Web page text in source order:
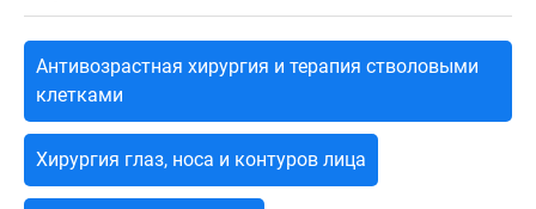
Антивозрастная хирургия и терапия стволовыми
клетками
Хирургия глаз, носа и контуров лица